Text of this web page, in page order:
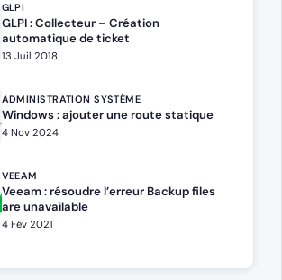
GLPI
GLPI : Collecteur – Création
automatique de ticket
13 Juil 2018
ADMINISTRATION SYSTÈME
Windows : ajouter une route statique
4 Nov 2024
VEEAM
Veeam : résoudre l’erreur Backup files
are unavailable
4 Fév 2021